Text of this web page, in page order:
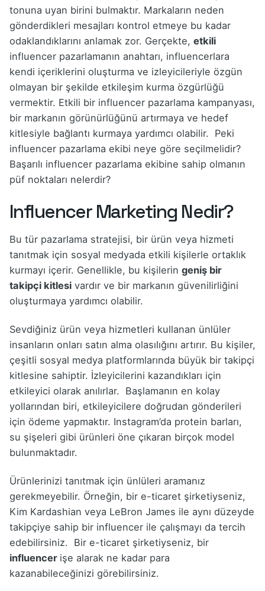
tonuna uyan birini bulmaktır. Markaların neden
gönderdikleri mesajları kontrol etmeye bu kadar
odaklandıklarını anlamak zor. Gerçekte, etkili
influencer pazarlamanın anahtarı, influencerlara
kendi içeriklerini oluşturma ve izleyicileriyle özgün
olmayan bir şekilde etkileşim kurma özgürlüğü
vermektir. Etkili bir influencer pazarlama kampanyası,
bir markanın görünürlüğünü artırmaya ve hedef
kitlesiyle bağlantı kurmaya yardımcı olabilir. Peki
influencer pazarlama ekibi neye göre seçilmelidir?
Başarılı influencer pazarlama ekibine sahip olmanın
püf noktaları nelerdir?
Influencer Marketing Nedir?
Bu tür pazarlama stratejisi, bir ürün veya hizmeti
tanıtmak için sosyal medyada etkili kişilerle ortaklık
kurmayı içerir. Genellikle, bu kişilerin geniş bir
takipçi kitlesi vardır ve bir markanın güvenilirliğini
oluşturmaya yardımcı olabilir.
Sevdiğiniz ürün veya hizmetleri kullanan ünlüler
insanların onları satın alma olasılığını artırır. Bu kişiler,
çeşitli sosyal medya platformlarında büyük bir takipçi
kitlesine sahiptir. İzleyicilerini kazandıkları için
etkileyici olarak anılırlar. Başlamanın en kolay
yollarından biri, etkileyicilere doğrudan gönderileri
için ödeme yapmaktır. Instagram’da protein barları,
su şişeleri gibi ürünleri öne çıkaran birçok model
bulunmaktadır.
Ürünlerinizi tanıtmak için ünlüleri aramanız
gerekmeyebilir. Örneğin, bir e-ticaret şirketiyseniz,
Kim Kardashian veya LeBron James ile aynı düzeyde
takipçiye sahip bir influencer ile çalışmayı da tercih
edebilirsiniz. Bir e-ticaret şirketiyseniz, bir
influencer işe alarak ne kadar para
kazanabileceğinizi görebilirsiniz.